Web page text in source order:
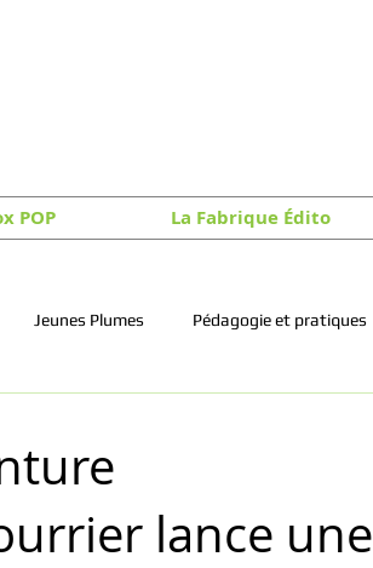
POP La Fabrique Édito
Jeunes Plumes Pédagogie et pratiques
lance une